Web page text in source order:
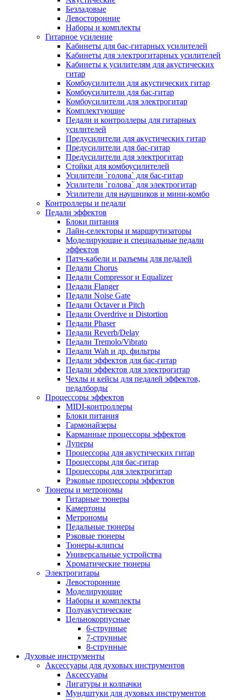
Безладовые
Левосторонние
Наборы и комплекты
Гитарное усиление
Кабинеты для бас-гитарных усилителей
Кабинеты для электрогитарных усилителей
Кабинеты к усилителям для акустических
гитар
Комбоусилители для акустических гитар
Комбоусилители для бас-гитар
Комбоусилители для электрогитар
Комплектующие
Педали и контроллеры для гитарных
усилителей
Предусилители для акустических гитар
Предусилители для бас-гитар
Предусилители для электрогитар
Стойки для комбоусилителей
Усилители `голова` для бас-гитар
Усилители `голова` для электрогитар
Усилители для наушников и мини-комбо
Контроллеры и педали
Педали эффектов
Блоки питания
Лайн-селекторы и маршрутизаторы
Моделирующие и специальные педали
эффектов
Патч-кабели и разъемы для педалей
Педали Chorus
Педали Compressor и Equalizer
Педали Flanger
Педали Noise Gate
Педали Octaver и Pitch
Педали Overdrive и Distortion
Педали Phaser
Педали Reverb/Delay
Педали Tremolo/Vibrato
Педали Wah и др. фильтры
Педали эффектов для бас-гитар
Педали эффектов для электрогитар
Чехлы и кейсы для педалей эффектов,
педалборды
Процессоры эффектов
MIDI-контроллеры
Блоки питания
Гармонайзеры
Карманные процессоры эффектов
Луперы
Процессоры для акустических гитар
Процессоры для бас-гитар
Процессоры для электрогитар
Рэковые процессоры эффектов
Тюнеры и метрономы
Гитарные тюнеры
Камертоны
Метрономы
Педальные тюнеры
Рэковые тюнеры
Тюнеры-клипсы
Универсальные устройства
Хроматические тюнеры
Электрогитары
Левосторонние
Моделирующие
Наборы и комплекты
Полуакустические
Цельнокорпусные
6-струнные
7-струнные
8-струнные
Духовые инструменты
Аксессуары для духовых инструментов
Аксессуары
Лигатуры и колпачки
Мундштуки для духовых инструментов